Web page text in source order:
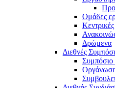
Ομάδες
Κεντρικές
Δρώμενα
Διεθνές
Συμπόσιο